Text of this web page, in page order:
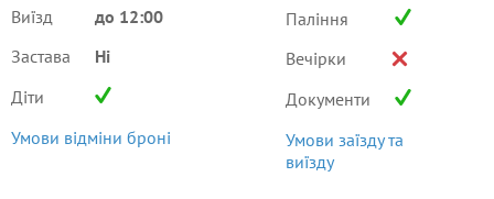
Виїзд
до 12:00
Застава
Ні
Діти
Умови відміни броні
Паління
Вечірки
Документи
Умови заїзду та
виїзду